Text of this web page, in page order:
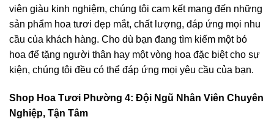
viên giàu kinh nghiệm, chúng tôi cam kết mang đến những
sản phẩm hoa tươi đẹp mắt, chất lượng, đáp ứng mọi nhu
cầu của khách hàng. Cho dù bạn đang tìm kiếm một bó
hoa để tặng người thân hay một vòng hoa đặc biệt cho sự
kiện, chúng tôi đều có thể đáp ứng mọi yêu cầu của bạn.
Shop Hoa Tươi Phường 4: Đội Ngũ Nhân Viên Chuyên
Nghiệp, Tận Tâm